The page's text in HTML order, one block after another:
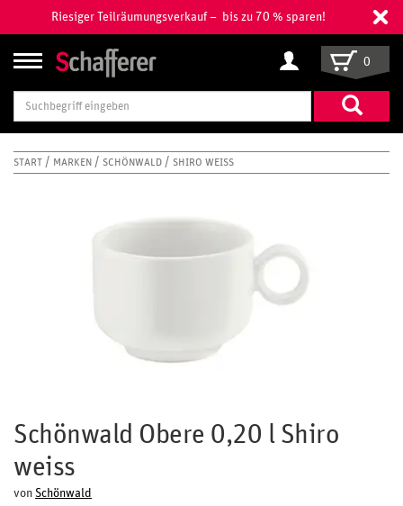
Riesiger Teilräumungsverkauf – bis zu 70 % sparen!
Suchbegriff
eingeben
0
START MARKEN SCHÖNWALD SHIRO WEISS
Schönwald Obere 0,20 l Shiro
weiss
von Schönwald